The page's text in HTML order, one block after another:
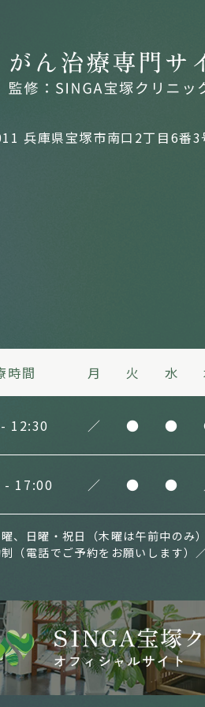
兵庫県宝塚市南口2丁目6番3
、日曜・祝日（木曜は午前中のみ
（電話でご予約をお願いします）
時間 月 火 水
12:30 ／ ● ●
- 17:00 ／ ● ●